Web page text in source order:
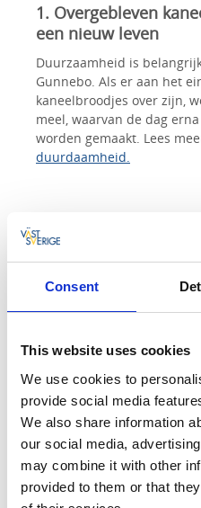
Consent
This website uses cookies
We use cookies to
provide social media
We also share information
our social media,
may combine it with other
provided to them or that
1. Overgebleven
een nieuw leven
Duurzaamheid is
Gunnebo. Als er aan het
kaneelbroodjes over zijn,
meel, waarvan de dag
worden gemaakt. Lees
duurdaamheid.
2. Gunnebo leidt
Gunnebo leidt een